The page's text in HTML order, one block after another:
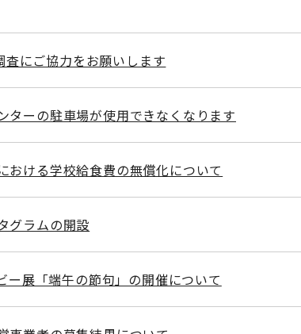
にご協力をお願いします
ターの駐車場が使用できなくなります
おける学校給食費の無償化について
グラムの開設
展「端午の節句」の開催について